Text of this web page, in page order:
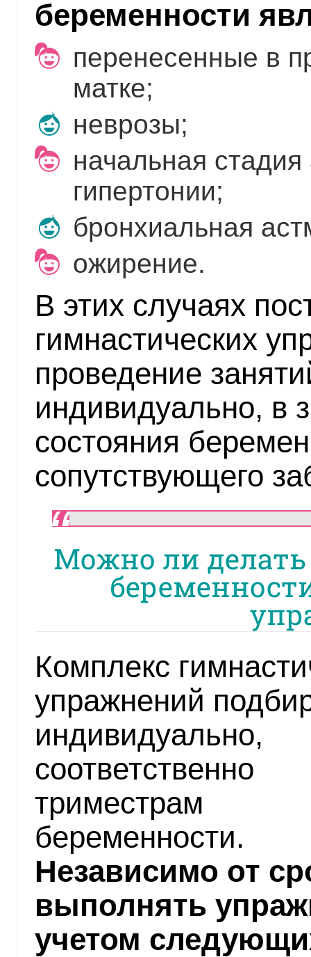
беременности
перенесенные в
матке;
неврозы;
начальная
гипертонии;
бронхиальная
ожирение.
В этих случаях
гимнастических
проведение
индивидуально, в
состояния
сопутствующего
Можно ли
Комплекс
упражнений
индивидуально,
соответственно
триместрам
беременности.
Независимо от
выполнять
учетом